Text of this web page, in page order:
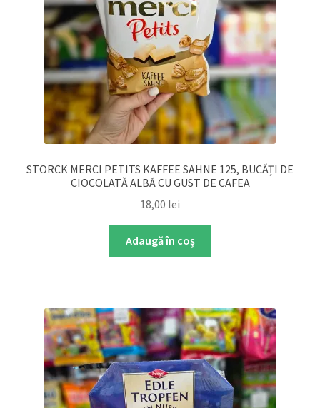
STORCK MERCI PETITS KAFFEE SAHNE 125, BUCĂȚI DE
CIOCOLATĂ ALBĂ CU GUST DE CAFEA
18,00 lei
Adaugă în coș